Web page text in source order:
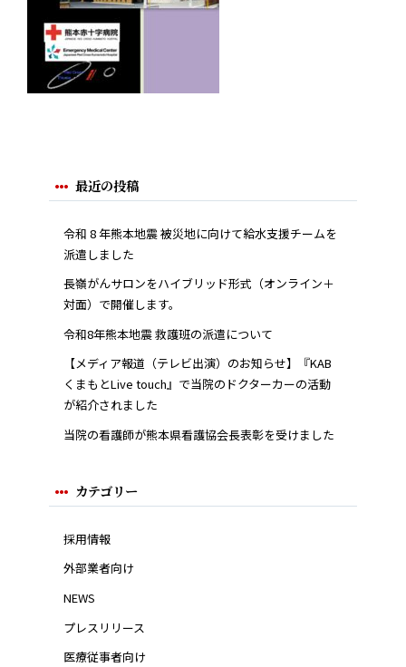
最近の投稿
令和 8 年熊本地震 被災地に向けて給水支援チームを
派遣しました
長嶺がんサロンをハイブリッド形式（オンライン＋
対面）で開催します。
令和8年熊本地震 救護班の派遣について
【メディア報道（テレビ出演）のお知らせ】『KAB
くまもとLive touch』で当院のドクターカーの活動
が紹介されました
当院の看護師が熊本県看護協会長表彰を受けました
カテゴリー
採用情報
外部業者向け
NEWS
プレスリリース
医療従事者向け